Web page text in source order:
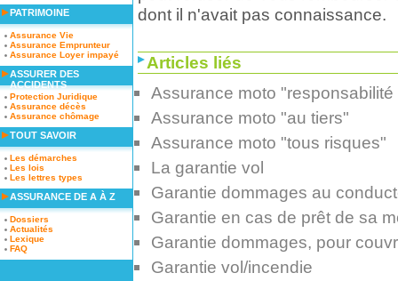
dont il n'avait pas connaissance.
Articles liés
Assurance moto "responsabilité
Assurance moto "au tiers"
Assurance moto "tous risques"
La garantie vol
Garantie dommages au
Garantie en cas de prêt de sa
Garantie dommages, pour
Garantie vol/incendie
PATRIMOINE
Assurance Vie
Assurance Emprunteur
Assurance Loyer impayé
ASSURER DES
ACCIDENTS
Protection Juridique
Assurance décès
Assurance chômage
TOUT SAVOIR
Les démarches
Les lois
Les lettres types
ASSURANCE DE A À Z
Dossiers
Actualités
Lexique
FAQ